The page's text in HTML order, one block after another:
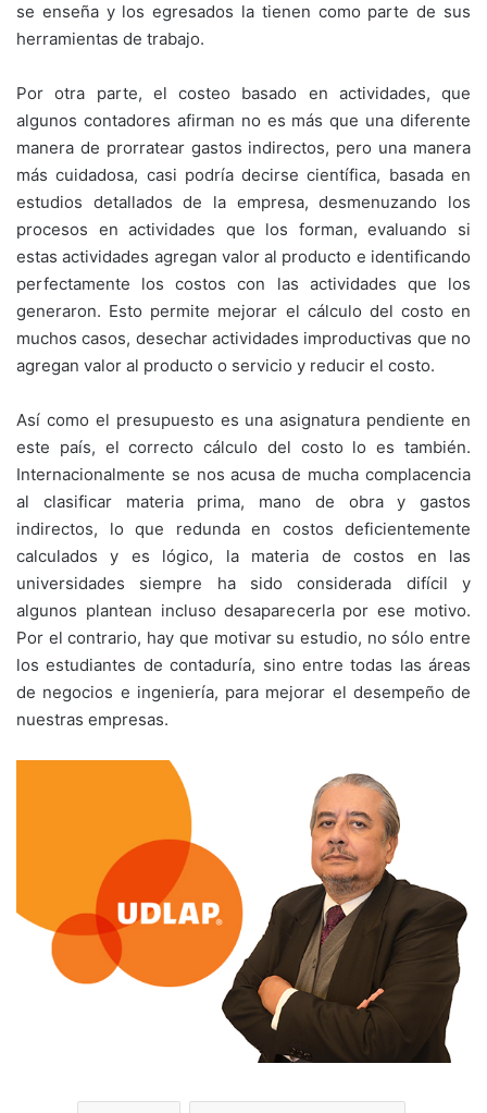
se enseña y los egresados la tienen como parte de sus
herramientas de trabajo.
Por otra parte, el costeo basado en actividades, que
algunos contadores afirman no es más que una diferente
manera de prorratear gastos indirectos, pero una manera
más cuidadosa, casi podría decirse científica, basada en
estudios detallados de la empresa, desmenuzando los
procesos en actividades que los forman, evaluando si
estas actividades agregan valor al producto e identificando
perfectamente los costos con las actividades que los
generaron. Esto permite mejorar el cálculo del costo en
muchos casos, desechar actividades improductivas que no
agregan valor al producto o servicio y reducir el costo.
Así como el presupuesto es una asignatura pendiente en
este país, el correcto cálculo del costo lo es también.
Internacionalmente se nos acusa de mucha complacencia
al clasificar materia prima, mano de obra y gastos
indirectos, lo que redunda en costos deficientemente
calculados y es lógico, la materia de costos en las
universidades siempre ha sido considerada difícil y
algunos plantean incluso desaparecerla por ese motivo.
Por el contrario, hay que motivar su estudio, no sólo entre
los estudiantes de contaduría, sino entre todas las áreas
de negocios e ingeniería, para mejorar el desempeño de
nuestras empresas.